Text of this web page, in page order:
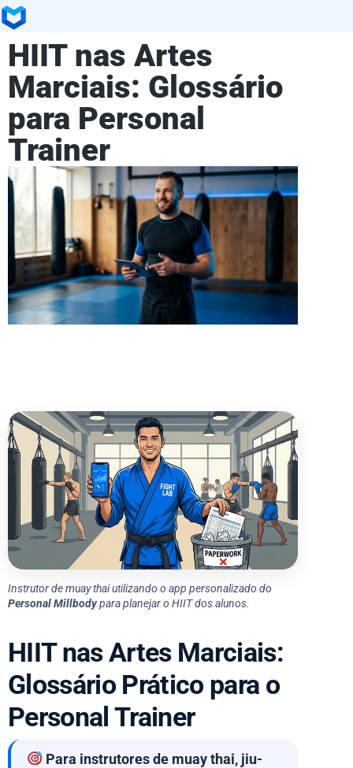
HIIT nas Artes
Marciais: Glossário
para Personal
Trainer
Instrutor de muay thai utilizando o app personalizado do
Personal Millbodypara planejar o HIIT dos alunos.
HIIT nas Artes Marciais:
Glossário Prático para o
Personal Trainer
Para instrutores de muay thai, jiu-